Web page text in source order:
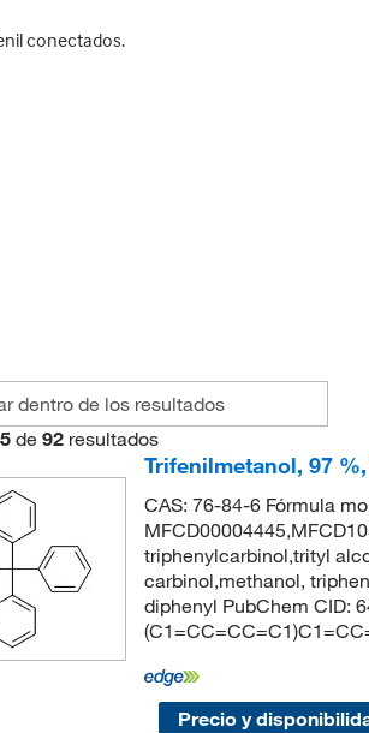
conectados.
de 92 resultados
Trifenilmetanol, 97
CAS: 76-84-6 Fórmula
triphenylcarbinol,trityl
carbinol,methanol,
diphenyl PubChem CID:
Precio y